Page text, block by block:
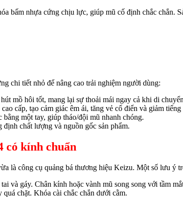
bấm nhựa cứng chịu lực, giúp mũ cố định chắc chắn.
chi tiết nhỏ để nâng cao trải nghiệm người dùng:
mồ hôi tốt, mang lại sự thoải mái ngay cả khi di
cấp, tạo cảm giác êm ái, tăng vẻ cổ điển và giảm tiếng
một tay, giúp tháo/đội mũ nhanh chóng.
chất lượng và nguồn gốc sản phẩm.
có kính chuẩn
là công cụ quảng bá thương hiệu Keizu. Một số lưu ý
và gáy. Chân kính hoặc vành mũ song song với tầm
chặt. Khóa cài chắc chắn dưới cằm.